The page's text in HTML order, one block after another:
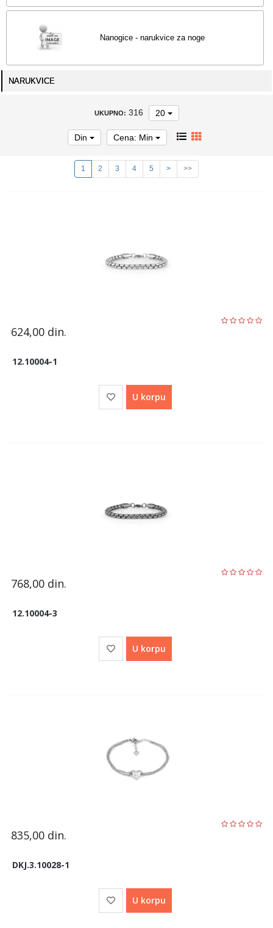
Nanogice - narukvice za noge
NARUKVICE
UKUPNO: 316 20
Din Cena: Min
1 2 3 4 5 > >>
624,00 din.
12.10004-1
U korpu
768,00 din.
12.10004-3
U korpu
835,00 din.
DKJ.3.10028-1
U korpu